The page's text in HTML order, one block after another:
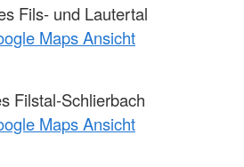
Fils- und Lautertal
Maps Ansicht
Filstal-Schlierbach
Maps Ansicht